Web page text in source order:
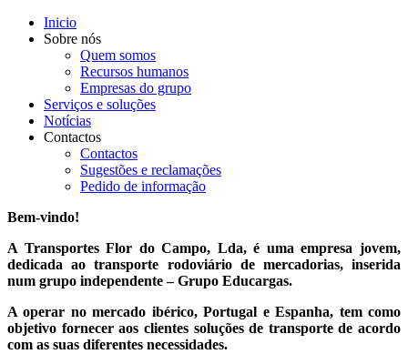
Inicio
Sobre nós
Quem somos
Recursos humanos
Empresas do grupo
Serviços e soluções
Notícias
Contactos
Contactos
Sugestões e reclamações
Pedido de informação
Bem-vindo!
A Transportes Flor do Campo, Lda, é uma empresa jovem,
dedicada ao transporte rodoviário de mercadorias, inserida
num grupo independente – Grupo Educargas.
A operar no mercado ibérico, Portugal e Espanha, tem como
objetivo fornecer aos clientes soluções de transporte de acordo
com as suas diferentes necessidades.